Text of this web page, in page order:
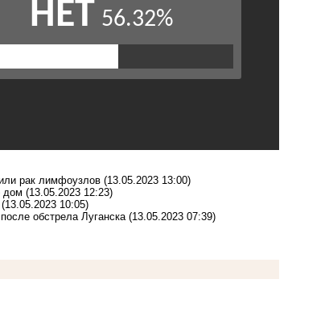
рак лимфоузлов (13.05.2023 13:00)
дом (13.05.2023 12:23)
(13.05.2023 10:05)
обстрела Луганска (13.05.2023 07:39)